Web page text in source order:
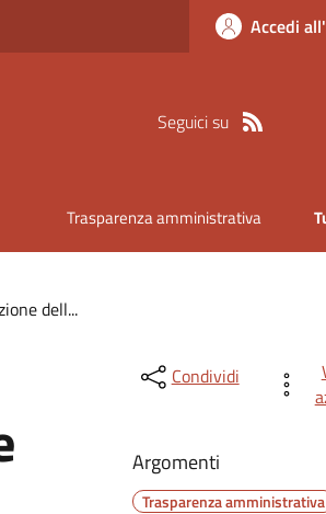
Accedi
Seguici su
Trasparenza amministrativa
dell...
Condividi
Argomenti
Trasparenza amministrativa